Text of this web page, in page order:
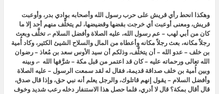
وهكذا انحط رأي قريش على حرب رسول الله وأصحابه بوادي بدر، وأوعبت
قريش، ومعنى أوعبت أي خرجت بقضها وقضيضها، لم يتخلَّف منهم أحد إلا ما
كان من أبي لهب – عم رسول الله، عليه الصلاة وأفضل السلام -، تخلَّف وبعث
رجلاً مكانه، بعث رجلاً مكانه وأعطاه من المال والسلاح الشيئ الكثير، وكاد أُمية
بن خلف – عدو الله – أن يتخلَّف، وذلكم أن سيد الأوس سعد بن مُعاذ – رضوان
الله تعالى ورحماته عليه – كان قد اعتمر من قبل مكة – شرَّفها الله -، وبينه
وبين أُمية بن خلف صداقة قديمة، فقال له لقد سمعت الرسول – عليه الصلاة
وأفضل السلام – يقول إنهم قاتلوك، والرجل يعلم أنه نبي حق، وإذا قال صدق،
قال أقال بمكة؟ قال لا أدري، فلما حصل هذا الاستنفار دخله رعب شديد وخوف